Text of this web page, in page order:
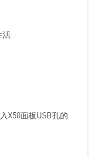
X50面板USB孔的